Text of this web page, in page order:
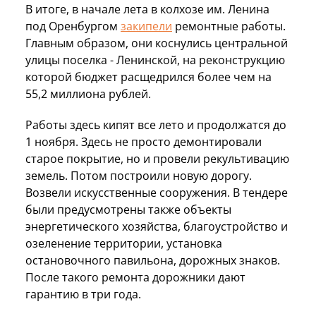
В итоге, в начале лета в колхозе им. Ленина
под Оренбургом закипели ремонтные работы.
Главным образом, они коснулись центральной
улицы поселка - Ленинской, на реконструкцию
которой бюджет расщедрился более чем на
55,2 миллиона рублей.
Работы здесь кипят все лето и продолжатся до
1 ноября. Здесь не просто демонтировали
старое покрытие, но и провели рекультивацию
земель. Потом построили новую дорогу.
Возвели искусственные сооружения. В тендере
были предусмотрены также объекты
энергетического хозяйства, благоустройство и
озеленение территории, установка
остановочного павильона, дорожных знаков.
После такого ремонта дорожники дают
гарантию в три года.